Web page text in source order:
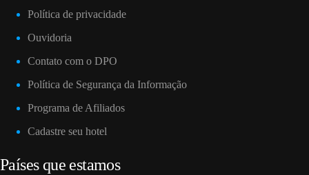
Política de privacidade
Ouvidoria
Contato com o DPO
Política de Segurança da Informação
Programa de Afiliados
Cadastre seu hotel
Países que estamos